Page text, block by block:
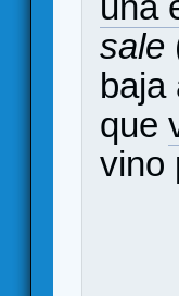
sale
baja
que
vino